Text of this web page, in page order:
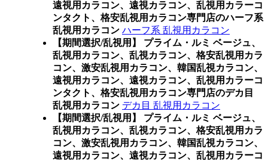
遠視用カラコン、遠視カラコン、乱視用カラーコ
ンタクト、格安乱視用カラコン専門店のハーフ系
乱視用カラコン ハーフ系 乱視用カラコン
【期間選択/乱視用】 プライム・ルミ ベージュ、
乱視用カラコン、乱視カラコン、格安乱視用カラ
コン、激安乱視用カラコン、韓国乱視カラコン、
遠視用カラコン、遠視カラコン、乱視用カラーコ
ンタクト、格安乱視用カラコン専門店のデカ目
乱視用カラコン デカ目 乱視用カラコン
【期間選択/乱視用】 プライム・ルミ ベージュ、
乱視用カラコン、乱視カラコン、格安乱視用カラ
コン、激安乱視用カラコン、韓国乱視カラコン、
遠視用カラコン、遠視カラコン、乱視用カラーコ